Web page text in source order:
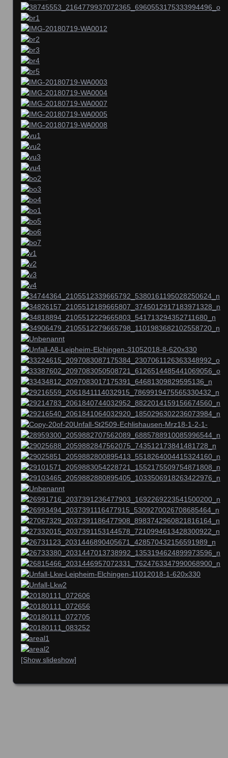
[Show slideshow]